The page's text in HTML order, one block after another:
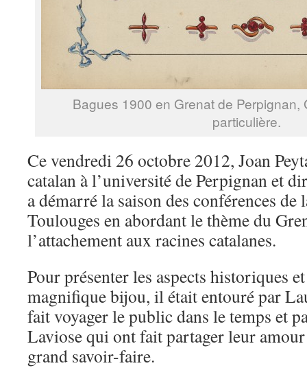
Bagues 1900 en Grenat de Perpignan,
particulière.
Ce vendredi 26 octobre 2012, Joan
catalan à l’université de Perpignan et
a démarré la saison des conférences
Toulouges en abordant le thème du
l’attachement aux racines catalanes.
Pour présenter les aspects historiques
magnifique bijou, il était entouré par
fait voyager le public dans le temps et
Laviose qui ont fait partager leur
grand savoir-faire.